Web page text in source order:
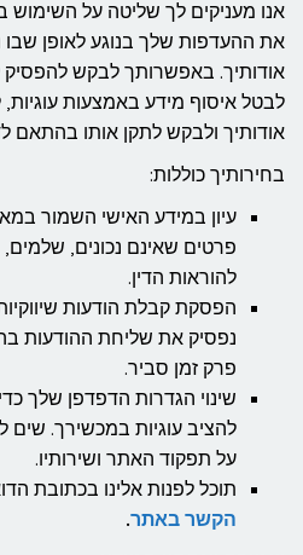
אנו מעניקים לך שליטה על השימוש
את ההעדפות שלך בנוגע לאופן
אודותיך. באפשרותך לבקש להפסיק
לבטל איסוף מידע באמצעות
אודותיך ולבקש לתקן אותו בהתאם
בחירותיך כוללות:
עיון במידע האישי השמור
פרטים שאינם נכונים,
להוראות הדין.
הפסקת קבלת הודעות
נפסיק את שליחת ההודעות
פרק זמן סביר.
שינוי הגדרות הדפדפן שלך
להציב עוגיות במכשירך. שים
על תפקוד האתר ושירותיו.
תוכל לפנות אלינו בכתובת
הקשר באתר.